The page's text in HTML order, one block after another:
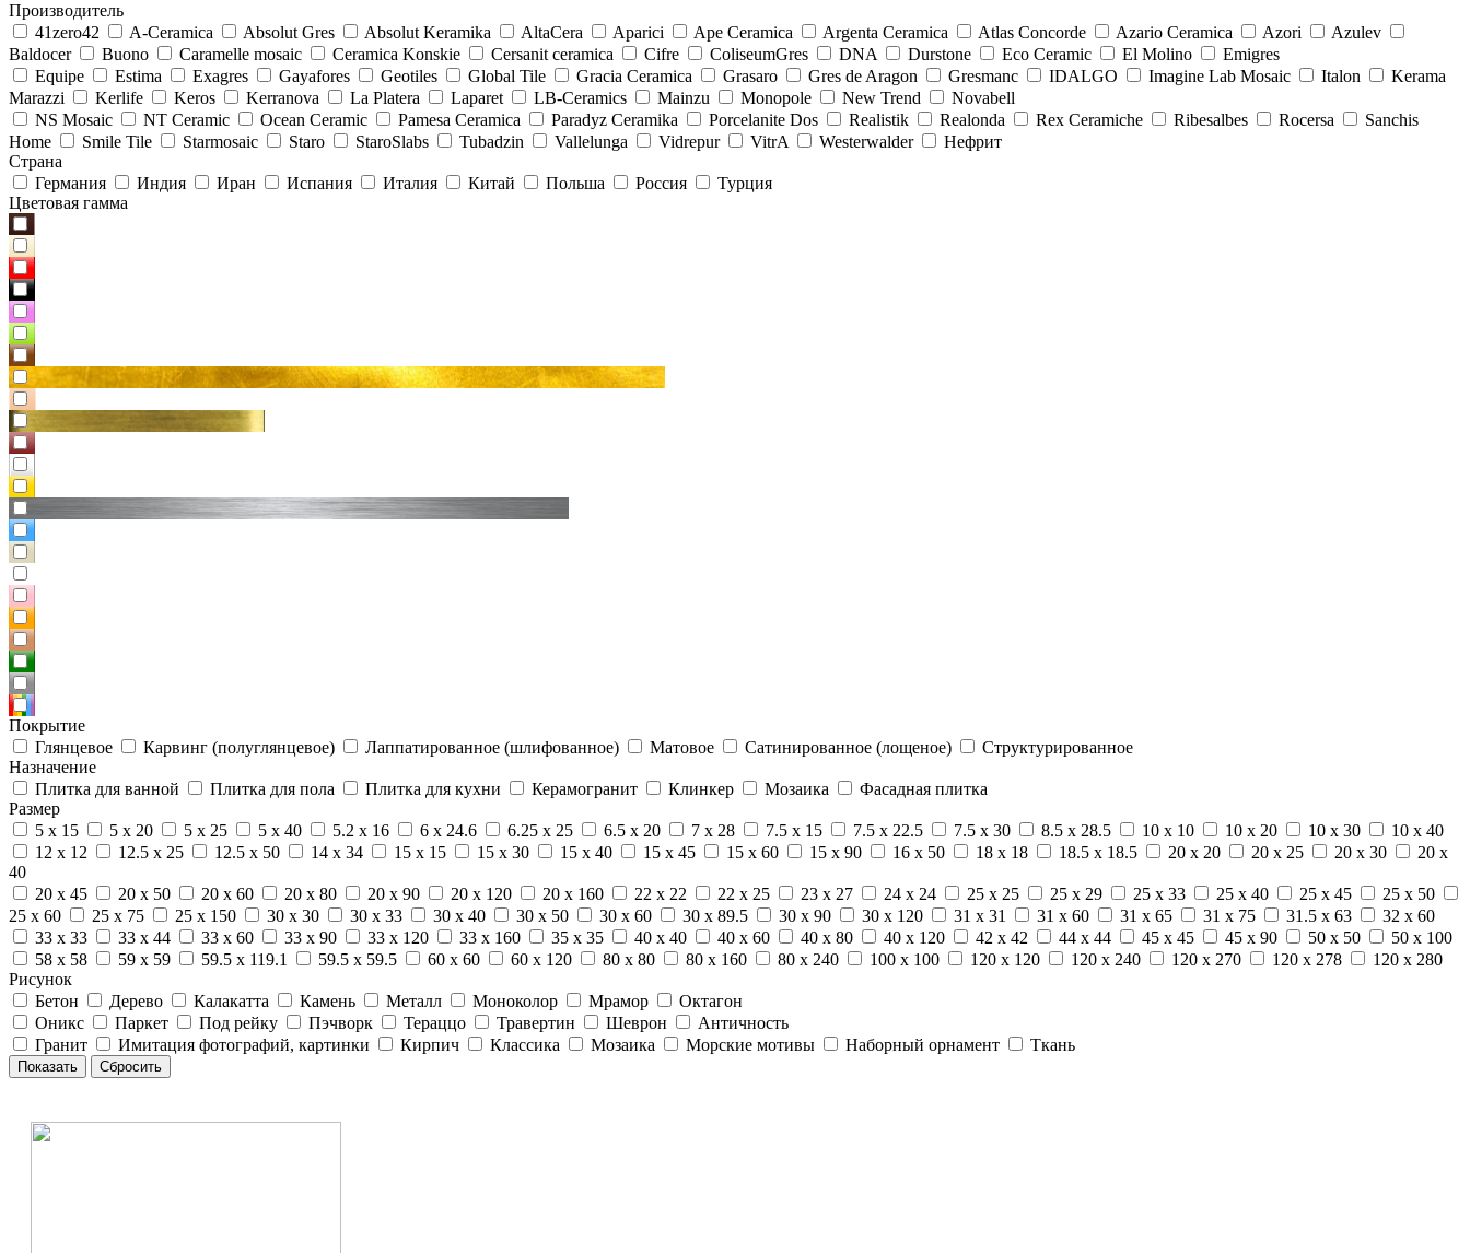
Производитель
41zero42
A-Ceramica Absolut Gres Absolut Keramika AltaCera Aparici Ape Ceramica Argenta Ceramica Atlas Concorde Azario Ceramica Azori
Azulev
Baldocer
Buono Caramelle mosaic Ceramica Konskie Cersanit ceramica Cifre ColiseumGres DNA Durstone Eco Ceramic El Molino
Emigres
Equipe
Estima Exagres Gayafores Geotiles Global Tile Gracia Ceramica Grasaro Gres de Aragon Gresmanc IDALGO Imagine Lab Mosaic Italon
Kerama
Marazzi
Kerlife Keros Kerranova La Platera Laparet LB-Ceramics Mainzu Monopole New Trend
Novabell
NS Mosaic
NT Ceramic Ocean Ceramic Pamesa Ceramica Paradyz Сeramika Porcelanite Dos Realistik Realonda Rex Ceramiche Ribesalbes Rocersa
Sanchis
Home
Smile Tile Starmosaic Staro StaroSlabs Tubadzin Vallelunga Vidrepur VitrA Westerwalder
Нефрит
Страна
Германия
Индия Иран Испания Италия Китай Польша Россия
Турция
Цветовая гамма
Покрытие
Глянцевое
Карвинг (полуглянцевое) Лаппатированное (шлифованное) Матовое Сатинированное (лощеное)
Структурированное
Назначение
Плитка для ванной
Плитка для пола Плитка для кухни Керамогранит Клинкер Мозаика
Фасадная плитка
Размер
5 x 15
5 x 20 5 x 25 5 x 40 5.2 x 16 6 x 24.6 6.25 x 25 6.5 x 20 7 x 28 7.5 x 15 7.5 x 22.5 7.5 x 30 8.5 x 28.5 10 x 10 10 x 20 10 x 30
10 x 40
12 x 12
12.5 x 25 12.5 x 50 14 x 34 15 x 15 15 x 30 15 x 40 15 x 45 15 x 60 15 x 90 16 x 50 18 x 18 18.5 x 18.5 20 x 20 20 x 25 20 x 30
20 x
40
20 x 45
20 x 50 20 x 60 20 x 80 20 x 90 20 x 120 20 x 160 22 x 22 22 x 25 23 x 27 24 x 24 25 x 25 25 x 29 25 x 33 25 x 40 25 x 45
25 x 50
25 x 60
25 x 75 25 x 150 30 x 30 30 x 33 30 x 40 30 x 50 30 x 60 30 x 89.5 30 x 90 30 x 120 31 x 31 31 x 60 31 x 65 31 x 75 31.5 x 63
32 x 60
33 x 33
33 x 44 33 x 60 33 x 90 33 x 120 33 x 160 35 x 35 40 x 40 40 x 60 40 x 80 40 x 120 42 x 42 44 x 44 45 x 45 45 x 90 50 x 50
50 x 100
58 x 58
59 x 59 59.5 x 119.1 59.5 x 59.5 60 x 60 60 x 120 80 x 80 80 x 160 80 x 240 100 x 100 120 x 120 120 x 240 120 x 270 120 x 278
120 x 280
Рисунок
Бетон
Дерево Калакатта Камень Металл Моноколор Мрамор
Октагон
Оникс
Паркет Под рейку Пэчворк Тераццо Травертин Шеврон
Античность
Гранит
Имитация фотографий, картинки Кирпич Классика Мозаика Морские мотивы Наборный орнамент Ткань